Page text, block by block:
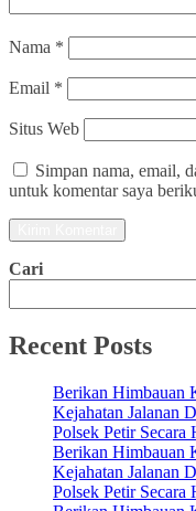
Nama *
Email *
Situs Web
Simpan nama, email,
untuk komentar saya
Cari
Recent Posts
Berikan Himbauan
Kejahatan Jalanan
Polsek Petir
Berikan Himbauan
Kejahatan Jalanan
Polsek Petir